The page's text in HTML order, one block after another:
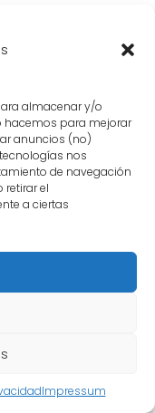
almacenar y/o
hacemos para mejorar
anuncios (no)
nos
de navegación
retirar el
a ciertas
Impressum
y a buscar
en
y Goten
su abuelo y
una
Su valentía,
han
como Goku,
la historia de la
siempre.